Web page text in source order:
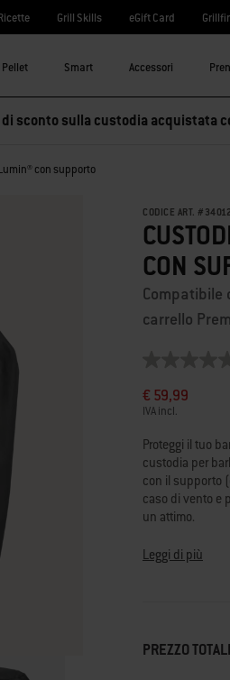
Grill Skills eGift Card
Pellet Smart Accessori
sconto sulla custodia acquistata
con supporto
CODICE ART. #
CON
Compatibile
carrello
Stesso
link
pagina.
€ 59,99
IVA incl.
Proteggi il tuo
custodia per
con il supporto
caso di vento e
un attimo.
• Compatibile
Leggi di più
PREZZO